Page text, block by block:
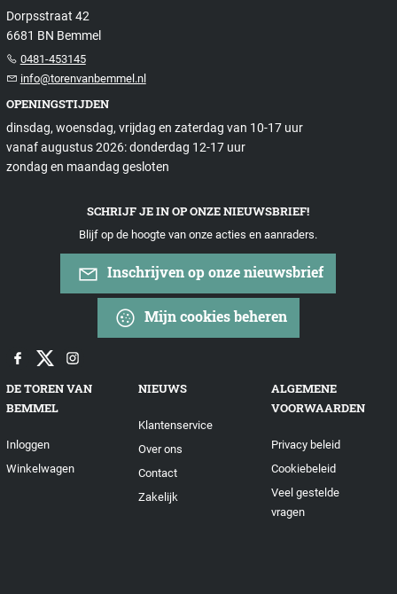
Dorpsstraat 42
6681 BN Bemmel
0481-453145
info@torenvanbemmel.nl
OPENINGSTIJDEN
dinsdag, woensdag, vrijdag en zaterdag van 10-17 uur
vanaf augustus 2026: donderdag 12-17 uur
zondag en maandag gesloten
SCHRIJF JE IN OP ONZE NIEUWSBRIEF!
Blijf op de hoogte van onze acties en aanraders.
Inschrijven op onze nieuwsbrief
Mijn cookies beheren
DE TOREN VAN
BEMMEL
Inloggen
Winkelwagen
NIEUWS
Klantenservice
Over ons
Contact
Zakelijk
ALGEMENE
VOORWAARDEN
Privacy beleid
Cookiebeleid
Veel gestelde
vragen